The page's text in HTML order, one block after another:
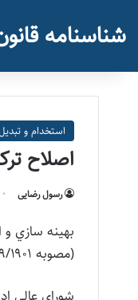
شناسنامه
استخدام و
اصلاح
رسول رضایی
بهينه سازي
(مصوبه ۳۷۹۱۹/۱۹۰۱ مورخ ۱۰/۳/۱۳۸۳ شوراي عالي اداري)